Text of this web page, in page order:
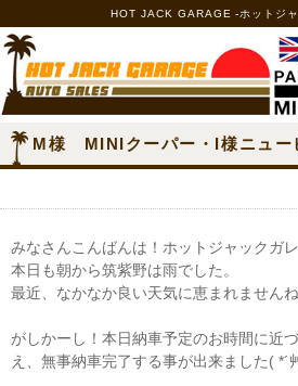
HOT JACK GARAGE -ホットジ
M様 MINIクーパー・I様ニュ
みなさんこんばんは！ホットジャックガ
本日も朝から筑紫野は雨でした。
最近、なかなか良い天気に恵まれません
がしかーし！本日納車予定のお時間に近
え、無事納車完了する事が出来ました( *´